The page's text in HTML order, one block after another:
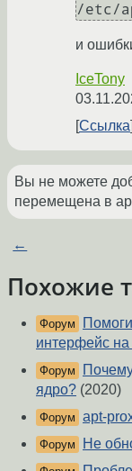
и
IceTony
Ссылка
Вы не можете
перемещена в
←
Похожие
Форум
интерфейс на
Форум
ядро? (2020)
Форум apt-
Форум Не